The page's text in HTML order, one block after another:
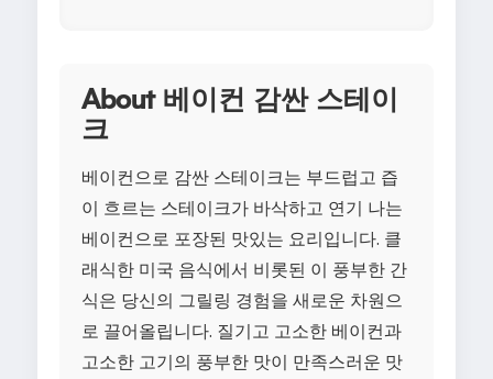
About 베이컨 감싼 스테이
크
베이컨으로 감싼 스테이크는 부드럽고 즙
이 흐르는 스테이크가 바삭하고 연기 나는
베이컨으로 포장된 맛있는 요리입니다. 클
래식한 미국 음식에서 비롯된 이 풍부한 간
식은 당신의 그릴링 경험을 새로운 차원으
로 끌어올립니다. 질기고 고소한 베이컨과
고소한 고기의 풍부한 맛이 만족스러운 맛